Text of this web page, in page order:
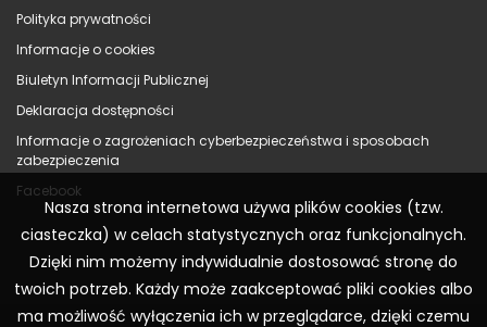
Polityka prywatności
Informacje o cookies
Biuletyn Informacji Publicznej
Deklaracja dostępności
Informacje o zagrożeniach cyberbezpieczeństwa i sposobach
zabezpieczenia
Facebook
Nasza strona internetowa używa plików cookies (tzw.
ciasteczka) w celach statystycznych oraz funkcjonalnych.
Dzięki nim możemy indywidualnie dostosować stronę do
twoich potrzeb. Każdy może zaakceptować pliki cookies albo
ma możliwość wyłączenia ich w przeglądarce, dzięki czemu